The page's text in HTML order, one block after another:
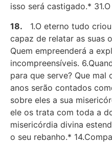
isso será castigado.*
18. 1.O eterno tudo
capaz de relatar as suas
Quem empreenderá a
incompreensíveis.
para que serve? Que
anos serão contados
sobre eles a sua
ele os trata com toda a
misericórdia divina
o seu rebanho.*